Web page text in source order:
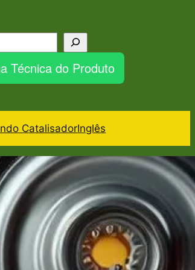
Técnica do Produto
CatalisadorInglês